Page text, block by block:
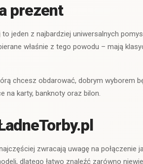
prezent
jeden z najbardziej uniwersalnych
właśnie z tego powodu – mają
chcesz obdarować, dobrym wyborem
na karty, banknoty oraz bilon.
zwracają uwagę na połączenie
dlatego łatwo znaleźć zarówno